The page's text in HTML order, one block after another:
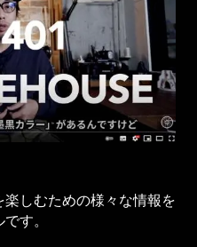
しむための様々な情報を
す。